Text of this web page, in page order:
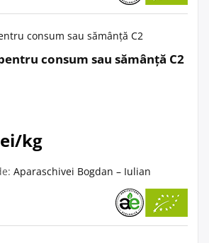
consum sau sămânță C2
kg
Aparaschivei Bogdan – Iulian